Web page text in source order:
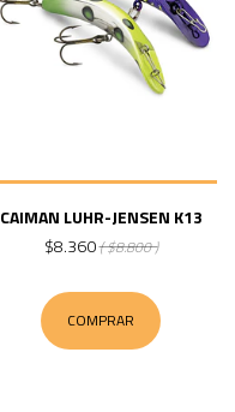
CAIMAN LUHR-JENSEN K13
$8.360( $8.800 )
COMPRAR